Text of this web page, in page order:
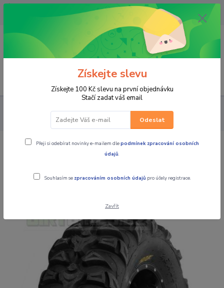
OPAVA 733537099/HLUČÍN
734541648/OLOMOUC 734593593
0,00 CZK
PRO STROJE PNEU A DISKY NA ČTYŘKOLKY
PNEU NA
pneu na čtyřkolku SUNF A-040 6PL, 25x8-12
pneu na čtyřkolku SUNF A-040 6PL,
Získejte slevu
Získejte 100 Kč slevu na první objednávku
Stačí zadat váš email
Odeslat
Přeji si odebírat novinky e-mailem dlepodmínek zpracování osobních
údajů.
Souhlasím se zpracováním osobních údajů pro účely registrace.
Zavřít